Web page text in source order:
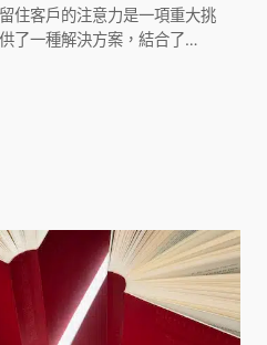
住客戶的注意力是一項重大挑
了一種解決方案，結合了…